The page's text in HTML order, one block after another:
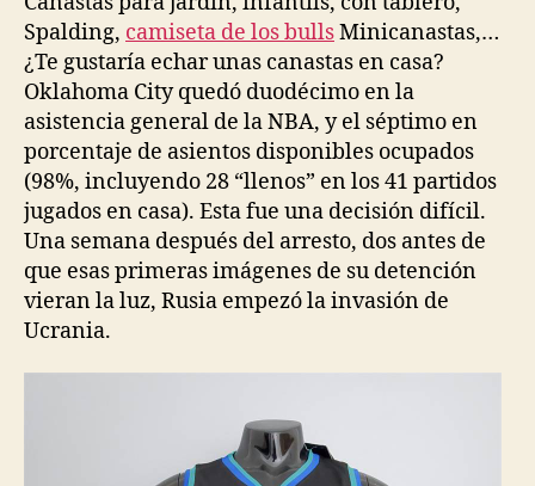
Spalding, camiseta de los bullsMinicanastas,…
¿Te gustaría echar unas canastas en casa?
Oklahoma City quedó duodécimo en la
asistencia general de la NBA, y el séptimo en
porcentaje de asientos disponibles ocupados
(98%, incluyendo 28 “llenos” en los 41 partidos
jugados en casa). Esta fue una decisión difícil.
Una semana después del arresto, dos antes de
que esas primeras imágenes de su detención
vieran la luz, Rusia empezó la invasión de
Ucrania.